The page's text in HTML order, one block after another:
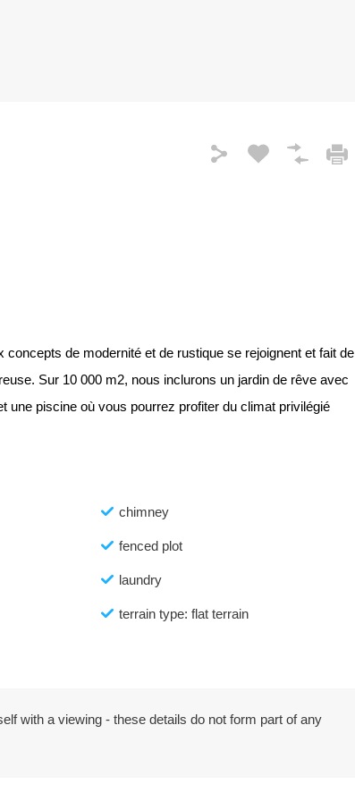
de modernité et de rustique se rejoignent et fait de
Sur 10 000 m2, nous inclurons un jardin de rêve avec
une piscine où vous pourrez profiter du climat privilégié
chimney
fenced plot
laundry
terrain type: flat terrain
with a viewing - these details do not form part of any